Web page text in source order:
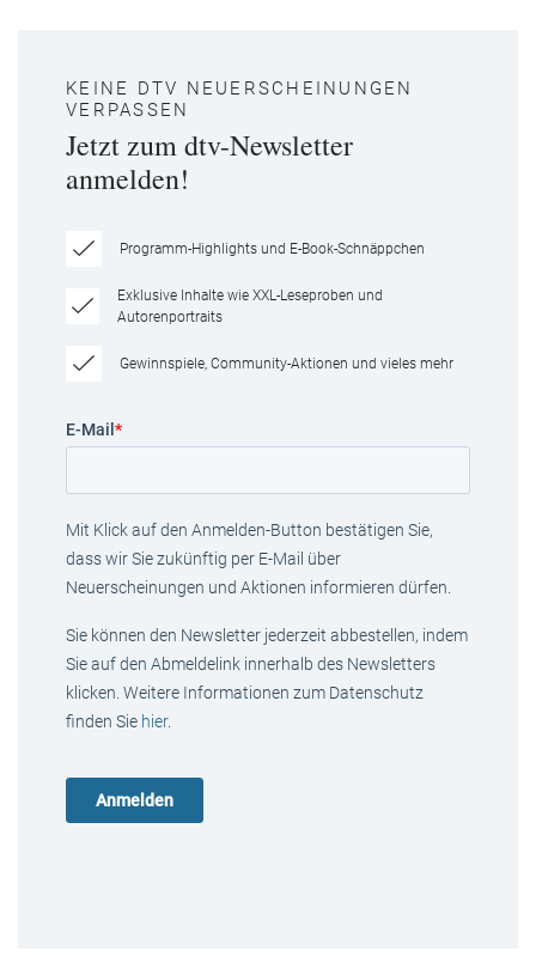
KEINE DTV NEUERSCHEINUNGEN
VERPASSEN
Jetzt zum dtv-Newsletter
anmelden!
Programm-Highlights und E-Book-Schnäppchen
Exklusive Inhalte wie XXL-Leseproben und
Autorenportraits
Gewinnspiele, Community-Aktionen und vieles mehr
E-Mail *
Mit Klick auf den Anmelden-Button bestätigen Sie,
dass wir Sie zukünftig per E-Mail über
Neuerscheinungen und Aktionen informieren dürfen.
Sie können den Newsletter jederzeit abbestellen, indem
Sie auf den Abmeldelink innerhalb des Newsletters
klicken. Weitere Informationen zum Datenschutz
finden Sie hier.